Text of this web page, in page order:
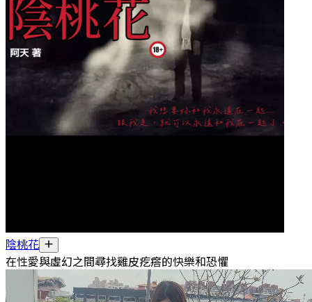
陰桃花
在性愛與虛幻之間尋找雞皮疙瘩的快樂和恐懼